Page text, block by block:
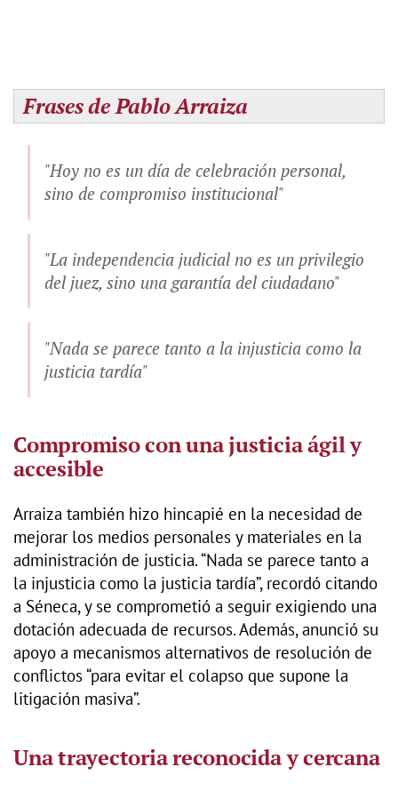
Frases de Pablo Arraiza
"Hoy no es un día de celebración personal,
sino de compromiso institucional"
"La independencia judicial no es un privilegio
del juez, sino una garantía del ciudadano"
"Nada se parece tanto a la injusticia como la
justicia tardía"
Compromiso con una justicia ágil y
accesible
Arraiza también hizo hincapié en la necesidad de
mejorar los medios personales y materiales en la
administración de justicia. “Nada se parece tanto a
la injusticia como la justicia tardía”, recordó citando
a Séneca, y se comprometió a seguir exigiendo una
dotación adecuada de recursos. Además, anunció su
apoyo a mecanismos alternativos de resolución de
conflictos “para evitar el colapso que supone la
litigación masiva”.
Una trayectoria reconocida y cercana